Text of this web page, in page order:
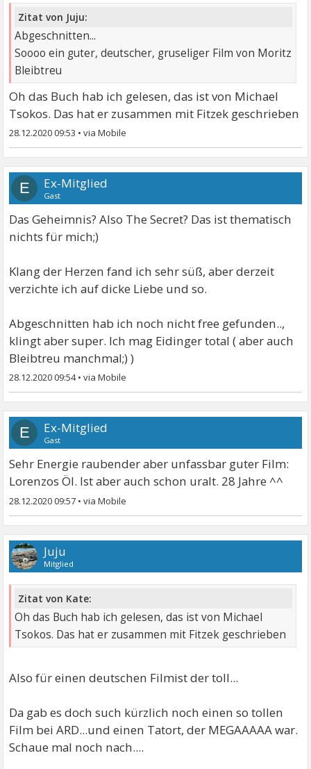
Zitat von Juju:
Abgeschnitten...
Soooo ein guter, deutscher, gruseliger Film von Moritz
Bleibtreu
Oh das Buch hab ich gelesen, das ist von Michael
Tsokos. Das hat er zusammen mit Fitzek geschrieben
28.12.2020 09:53 •
E Ex-Mitglied
Gast
Das Geheimnis? Also The Secret? Das ist thematisch
nichts für mich;)
Klang der Herzen fand ich sehr süß, aber derzeit
verzichte ich auf dicke Liebe und so.
Abgeschnitten hab ich noch nicht free gefunden..,
klingt aber super. Ich mag Eidinger total ( aber auch
Bleibtreu manchmal;) )
28.12.2020 09:54•
E Ex-Mitglied
Gast
Sehr Energie raubender aber unfassbar guter Film:
Lorenzos Öl. Ist aber auch schon uralt. 28 Jahre ^^
28.12.2020 09:57 •
Juju
Mitglied
Zitat von Kate:
Oh das Buch hab ich gelesen, das ist von Michael
Tsokos. Das hat er zusammen mit Fitzek geschrieben
Also für einen deutschen Filmist der toll...
Da gab es doch such kürzlich noch einen so tollen
Film bei ARD...und einen Tatort, der MEGAAAAA war.
Schaue mal noch nach....